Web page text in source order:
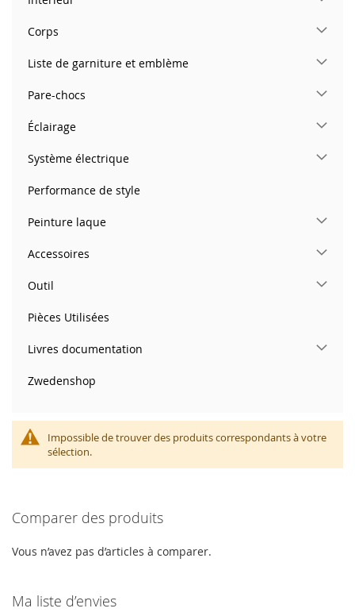
Impossible de trouver des produits correspondants à votre
sélection.
Corps
Liste de garniture et emblème
Pare-chocs
Éclairage
Système électrique
Performance de style
Peinture laque
Accessoires
Outil
Pièces Utilisées
Livres documentation
Zwedenshop
Comparer des produits
Vous n’avez pas d’articles à comparer.
Ma liste d’envies